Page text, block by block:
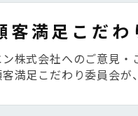
客満足こだわ
ン株式会社へのご意見・
客満足こだわり委員会が